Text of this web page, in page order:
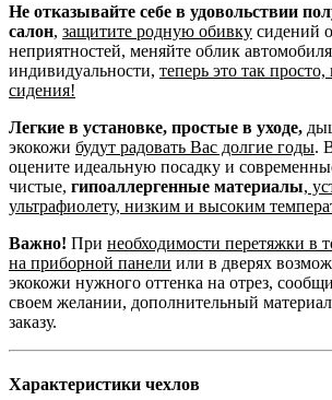
Не отказывайте себе в удовольствии
салон, защитите родную обивку сидений
неприятностей, меняйте облик
индивидуальности, теперь это так
сидения!
Легкие в установке, простые в уходе,
экокожи будут радовать Вас долгие годы.
оцените идеальную посадку и
чистые, гипоаллергенные материалы,
ультрафиолету, низким и высоким
Важно! При необходимости перетяжки в
на приборной панели или в дверях
экокожи нужного оттенка на отрез,
своем желании, дополнительный материал
заказу.
Характеристики чехлов